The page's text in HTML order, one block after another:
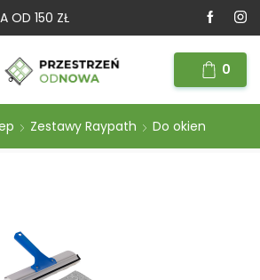
OD 150 ZŁ
0
Zestawy Raypath Do okien